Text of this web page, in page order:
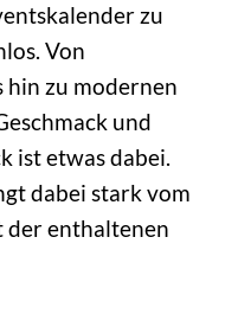
zu
Von
zu modernen
und
ist etwas dabei.
dabei stark vom
der enthaltenen